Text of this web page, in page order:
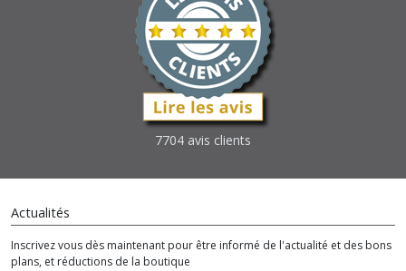
7704 avis clients
Actualités
Inscrivez vous dès maintenant pour être informé de l'actualité et des bons
plans, et réductions de la boutique